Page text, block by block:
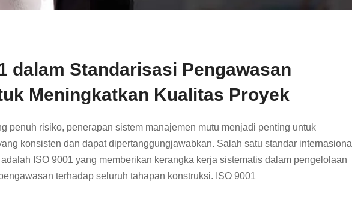
dalam Standarisasi Pengawasan
Meningkatkan Kualitas Proyek
penuh risiko, penerapan sistem manajemen mutu menjadi penting untuk
konsisten dan dapat dipertanggungjawabkan. Salah satu standar internasional
ISO 9001 yang memberikan kerangka kerja sistematis dalam pengelolaan
terhadap seluruh tahapan konstruksi. ISO 9001